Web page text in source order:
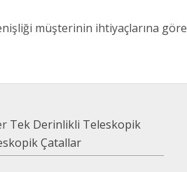
müşterinin ihtiyaçlarına göre
Tek Derinlikli Teleskopik
Çatallar